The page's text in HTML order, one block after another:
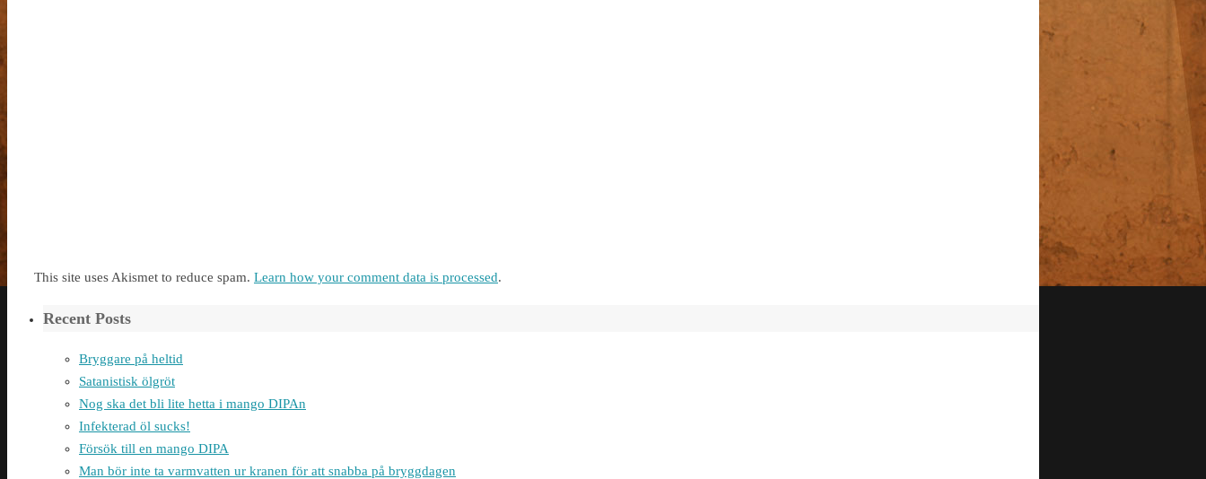
This site uses Akismet to reduce spam. Learn how your comment data is processed.
Recent Posts
Bryggare på heltid
Satanistisk ölgröt
Nog ska det bli lite hetta i mango DIPAn
Infekterad öl sucks!
Försök till en mango DIPA
Man bör inte ta varmvatten ur kranen för att snabba på bryggdagen